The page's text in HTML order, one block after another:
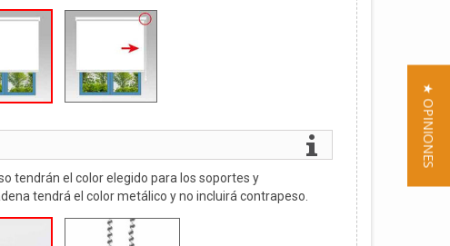
tendrán el color elegido para los soportes y
tendrá el color metálico y no incluirá contrapeso.
★ OPINIONES